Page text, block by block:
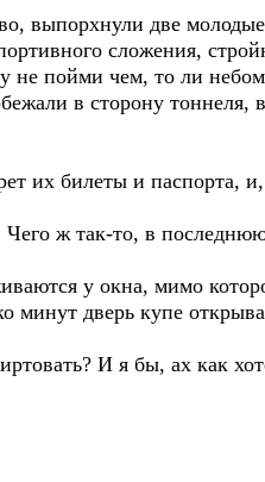
выпорхнули две
сложения,
не пойми чем, то ли
в сторону тоннеля,
их билеты и паспорта,
ж так-то, в
у окна, мимо
минут дверь купе
И я бы, ах как